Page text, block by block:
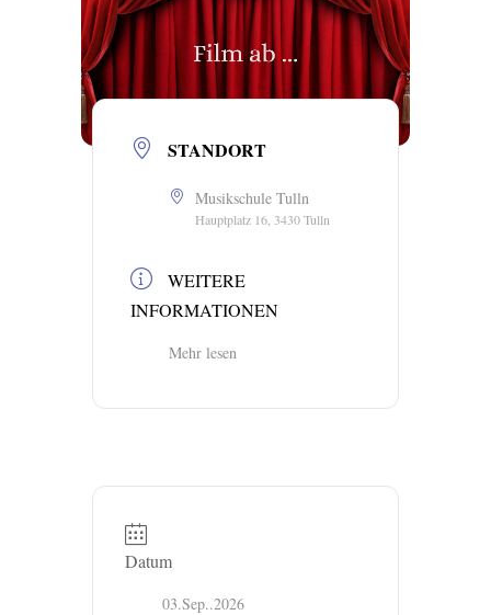
STANDORT
Musikschule Tulln
Hauptplatz 16, 3430 Tulln
WEITERE
INFORMATIONEN
Mehr lesen
Datum
03.Sep..2026